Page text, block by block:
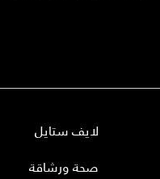
لايف ستايل
صحة ورشاقة